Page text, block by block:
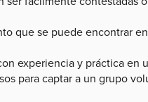
que se puede encontrar
experiencia y práctica en
para captar a un grupo